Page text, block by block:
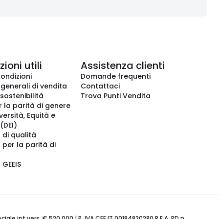
utili
di vendita
la parità di genere
Equità e
qualità
per la parità di
Assistenza clienti
Domande frequenti
Contattaci
Trova Punti Vendita